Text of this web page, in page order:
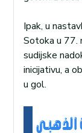
Ipak, u
Sotoka u 77.
sudijske
inicijativu, a
u gol.